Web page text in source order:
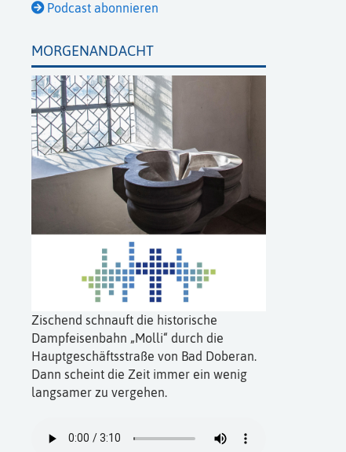
Podcast abonnieren
MORGENANDACHT
Zischend schnauft die historische
Dampfeisenbahn „Molli“ durch die
Hauptgeschäftsstraße von Bad Doberan.
Dann scheint die Zeit immer ein wenig
langsamer zu vergehen.